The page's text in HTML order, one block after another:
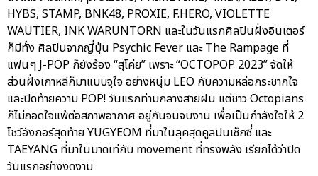
HYBS, STAMP, BNK48, PROXIE, F.HERO, VIOLETTE
WAUTIER, INK WARUNTORN และในวันแรกศิลปินฝั่งอินเตอร์
ก็มีทั้ง ศิลปินจากญี่ปุ่น Psychic Fever และ The Rampage ที่
แฟนๆ J-POP ก็ยังร้อง “สุโค่ย” เพราะ “OCTOPOP 2023” จัดให้
ส่วนฝั่งเกาหลีก็มาแบบจุใจ อย่างหนุ่ม LEO กับความหล่อกระชากใจ
และปิดท้ายความ POP! วันแรกท่ามกลางสายฝน แต่ชาว Octopians
ก็ไม่ถอดใจแพ้ต่อสภาพอากาศ อยู่กันจนจบงาน เพื่อเป็นกำลังใจให้ 2
โชว์อังกอร์สุดท้าย YUGYEOM ที่มาในลุคสุดคูลปนเซ็กซี่ และ
TAEYANG ที่มาในมาดเท่กับ movement ที่ทรงพลัง เรียกได้ว่าปิด
วันแรกอย่างงดงาม